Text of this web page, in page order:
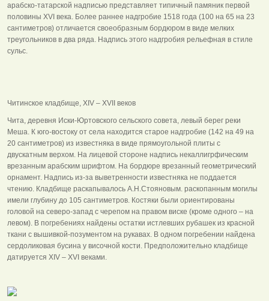
арабско-татарской надписью представляет типичный памяник первой
половины ХVI века. Более раннее надгробие 1518 года (100 на 65 на 23
сантиметров) отличается своеобразным бордюром в виде мелких
треугольников в два ряда. Надпись этого надгробия рельефная в стиле
сульс.
Читинское кладбище, ХIV – ХVII веков
Чита, деревня Иски-Юртовского сельского совета, левый берег реки
Меша. К юго-востоку от села находится старое надгробие (142 на 49 на
20 сантиметров) из известняка в виде прямоугольной плиты с
двускатным верхом. На лицевой стороне надпись некаллигрфическим
врезанным арабским шрифтом. На бордюре врезанный геометрический
орнамент. Надпись из-за выветренности известняка не поддается
чтению. Кладбище раскапывалось А.Н.Стояновым. раскопанным могилы
имели глубину до 105 сантиметров. Костяки были ориентированы
головой на северо-запад с черепом на правом виске (кроме одного – на
левом). В погребениях найдены остатки истлевших рубашек из красной
ткани с вышивкой-позументом на рукавах. В одном погребении найдена
сердоликовая бусина у височной кости. Предположительно кладбище
датируется ХIV – ХVI веками.